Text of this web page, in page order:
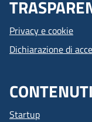
Privacy e cookie
Dichiarazione di
CONTENUTI
Startup